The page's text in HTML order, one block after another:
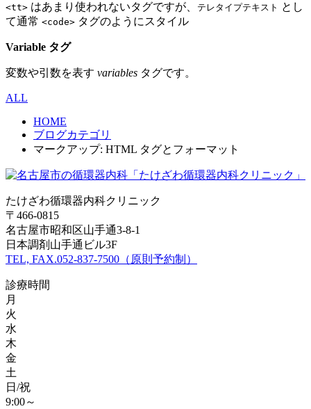
<tt> はあまり使われないタグですが、 テレタイプテキスト とし
て通常 <code> タグのようにスタイル
Variable タグ
変数や引数を表す variables タグです。
ALL
HOME
ブログカテゴリ
マークアップ: HTML タグとフォーマット
たけざわ循環器内科クリニック
〒466-0815
名古屋市昭和区山手通3-8-1
日本調剤山手通ビル3F
TEL, FAX.052-837-7500（原則予約制）
診療時間
月
火
水
木
金
土
日/祝
9:00～